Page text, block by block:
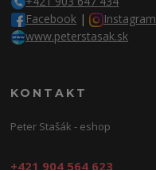
Facebook |
Instagram
www.peterstasak.sk
KONTAKT
Peter Stašák - eshop
+421 904 564 623